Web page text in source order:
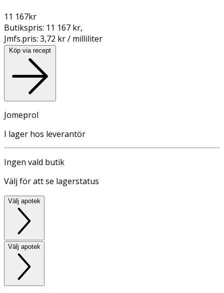
11 167kr
Butikspris: 11 167 kr,
Jmfs.pris: 3,72 kr / milliliter
Köp via recept
Jomeprol
I lager hos leverantör
Ingen vald butik
Välj för att se lagerstatus
Välj apotek
Välj apotek